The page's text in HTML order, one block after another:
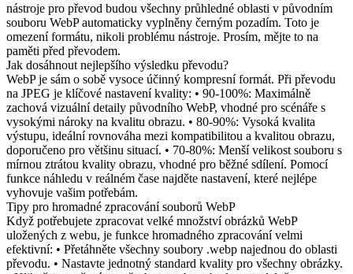
nástroje pro převod budou všechny průhledné oblasti v původním
souboru WebP automaticky vyplněny černým pozadím. Toto je
omezení formátu, nikoli problému nástroje. Prosím, mějte to na
paměti před převodem.
Jak dosáhnout nejlepšího výsledku převodu?
WebP je sám o sobě vysoce účinný kompresní formát. Při převodu
na JPEG je klíčové nastavení kvality: • 90-100%: Maximálně
zachová vizuální detaily původního WebP, vhodné pro scénáře s
vysokými nároky na kvalitu obrazu. • 80-90%: Vysoká kvalita
výstupu, ideální rovnováha mezi kompatibilitou a kvalitou obrazu,
doporučeno pro většinu situací. • 70-80%: Menší velikost souboru s
mírnou ztrátou kvality obrazu, vhodné pro běžné sdílení. Pomocí
funkce náhledu v reálném čase najděte nastavení, které nejlépe
vyhovuje vašim potřebám.
Tipy pro hromadné zpracování souborů WebP
Když potřebujete zpracovat velké množství obrázků WebP
uložených z webu, je funkce hromadného zpracování velmi
efektivní: • Přetáhněte všechny soubory .webp najednou do oblasti
převodu. • Nastavte jednotný standard kvality pro všechny obrázky.